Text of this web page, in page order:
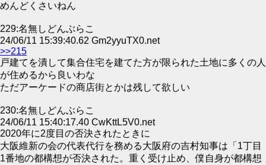
めんどくさいねん
229:名無しどんぶらこ
24/06/11 15:39:40.62 Gm2yyuTX0.net
>>215
戸建てを潰して集合住宅を建てた方が限られた土地に多くの人
が住めるから良いわな
ただアーケードの商店街とかは残して欲しい
230:名無しどんぶらこ
24/06/11 15:40:17.40 CwKttL5V0.net
2020年に2度目の否決されたときに
大阪維新の会の代表代行を務める大阪府の吉村知事は「1丁目
1番地の都構想が否決された。重く受け止め、僕自身が都構想